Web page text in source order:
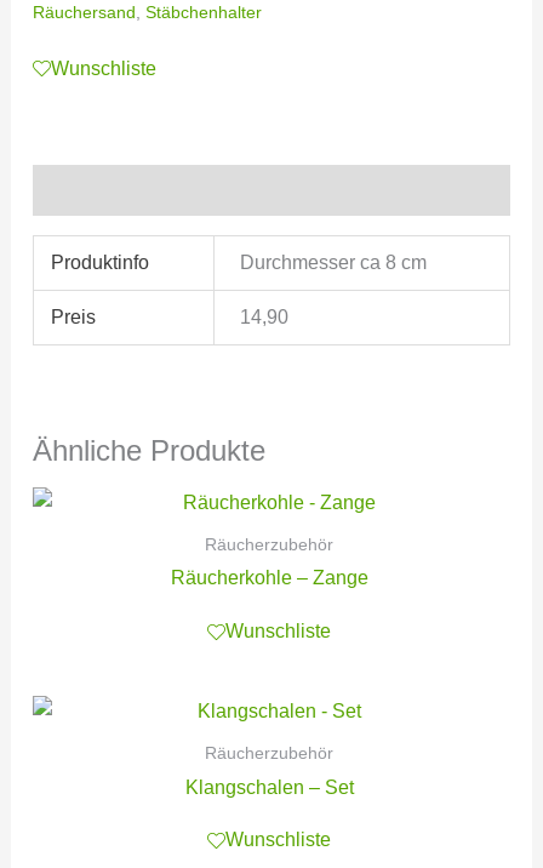
Räuchersand Stäbchenhalter
Wunschliste
Produktinfo Durchmesser ca 8 cm
Preis 14,90
Ähnliche Produkte
Räucherzubehör
Räucherkohle – Zange
Wunschliste
Räucherzubehör
Klangschalen – Set
Wunschliste